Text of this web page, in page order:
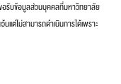
รับข้อมูลส่วนบุคคลที่มหาวิทยาลัย
แต่ไม่สามารถดำเนินการได้เพราะ